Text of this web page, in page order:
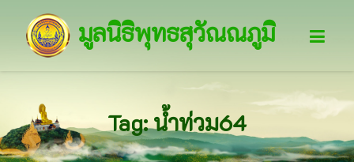
มูลนิธิพุทธสุวัณณภูมิ
Tag: น้ำท่วม64